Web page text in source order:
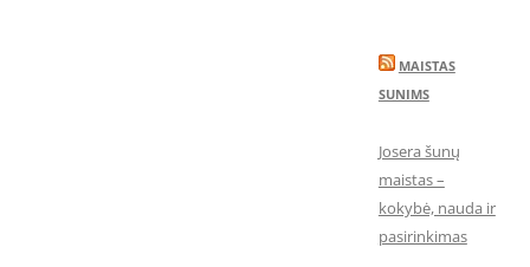
MAISTAS
SUNIMS
Josera šunų
maistas –
kokybė, nauda ir
pasirinkimas